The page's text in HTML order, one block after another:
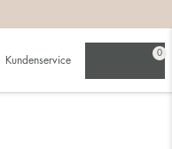
Kundenservice
0